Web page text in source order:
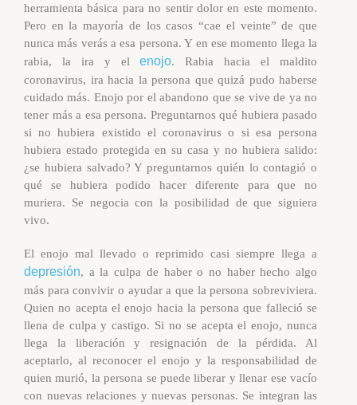
herramienta básica para no sentir dolor en este momento.
Pero en la mayoría de los casos “cae el veinte” de que
nunca más verás a esa persona. Y en ese momento llega la
rabia, la ira y el enojo. Rabia hacia el maldito
coronavirus, ira hacia la persona que quizá pudo haberse
cuidado más. Enojo por el abandono que se vive de ya no
tener más a esa persona. Preguntarnos qué hubiera pasado
si no hubiera existido el coronavirus o si esa persona
hubiera estado protegida en su casa y no hubiera salido:
¿se hubiera salvado? Y preguntarnos quién lo contagió o
qué se hubiera podido hacer diferente para que no
muriera. Se negocia con la posibilidad de que siguiera
vivo.
El enojo mal llevado o reprimido casi siempre llega a
depresión, a la culpa de haber o no haber hecho algo
más para convivir o ayudar a que la persona sobreviviera.
Quien no acepta el enojo hacia la persona que falleció se
llena de culpa y castigo. Si no se acepta el enojo, nunca
llega la liberación y resignación de la pérdida. Al
aceptarlo, al reconocer el enojo y la responsabilidad de
quien murió, la persona se puede liberar yllenar ese vacío
con nuevas relaciones y nuevas personas. Se integran las